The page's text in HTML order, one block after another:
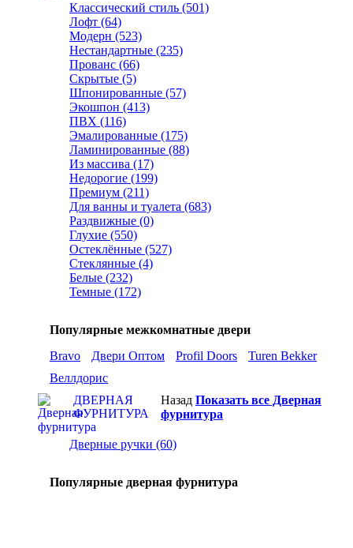
Классический стиль (501)
Лофт (64)
Модерн (523)
Нестандартные (235)
Прованс (66)
Скрытые (5)
Шпонированные (57)
Экошпон (413)
ПВХ (116)
Эмалированные (175)
Ламинированные (88)
Из массива (17)
Недорогие (199)
Премиум (211)
Для ванны и туалета (683)
Раздвижные (0)
Глухие (550)
Остеклённые (527)
Стеклянные (4)
Белые (232)
Темные (172)
Популярные межкомнатные двери
Bravo
Двери Оптом Profil Doors
Turen Bekker
Веллдорис
ДВЕРНАЯ
ФУРНИТУРА
Назад Показать все Дверная
фурнитура
Дверные ручки (60)
Популярные дверная фурнитура